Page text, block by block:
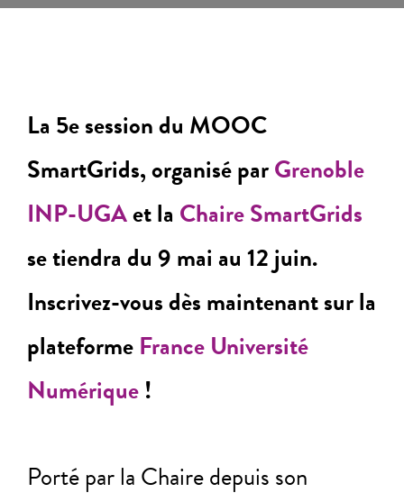
La 5e session du MOOC
SmartGrids, organisé parGrenoble
INP-UGAet la Chaire SmartGrids
se tiendra du 9 mai au 12 juin.
Inscrivez-vous dès maintenant sur la
plateforme France Université
Numérique !
Porté par la Chaire depuis son